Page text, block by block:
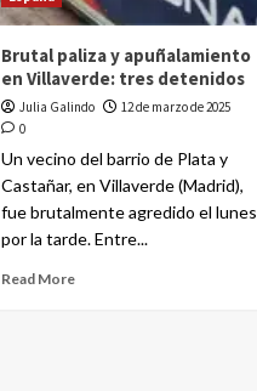
Brutal paliza y apuñalamiento
en Villaverde: tres detenidos
Julia Galindo
12 de marzo de 2025
0
Un vecino del barrio de Plata y
Castañar, en Villaverde (Madrid),
fue brutalmente agredido el lunes
por la tarde. Entre...
Read More